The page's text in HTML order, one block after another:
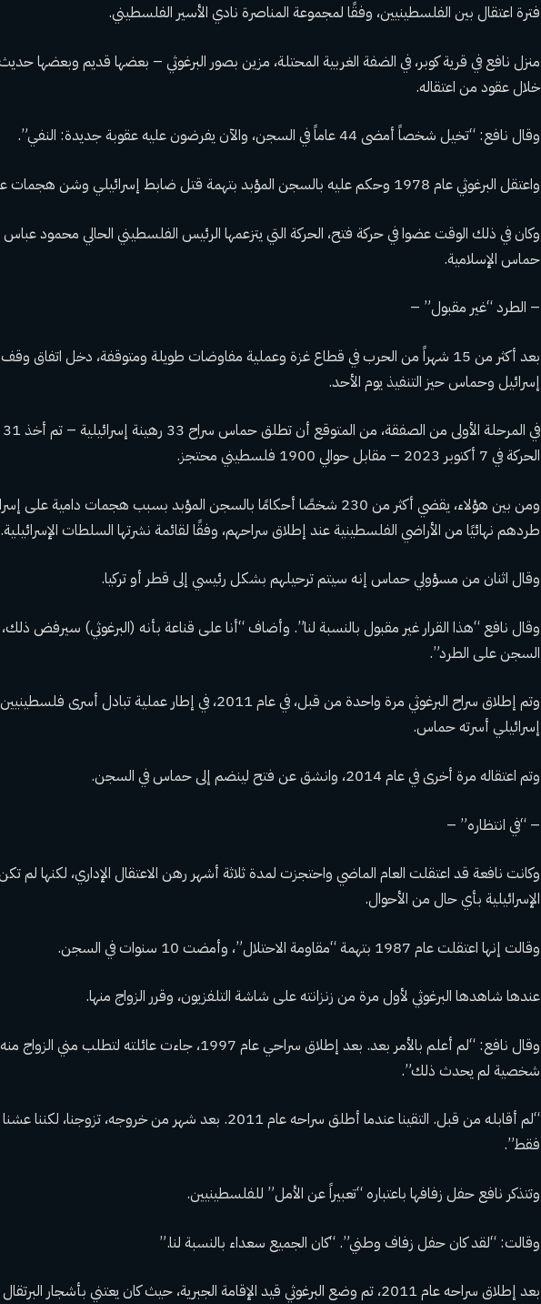
فترة اعتقال بين الفلسطينيين، وفقًا لمجموعة المناصرة نادي الأسير الفلسطيني.
منزل نافع في قرية كوبر، في الضفة الغربية المحتلة، مزين بصور البرغوثي – بعضها قديم وبعضها
خلال عقود من اعتقاله.
وقال نافع: “تخيل شخصاً أمضى 44 عاماً في السجن، والآن يفرضون عليه عقوبة جديدة: النفي”.
واعتقل البرغوثي عام 1978 وحكم عليه بالسجن المؤبد بتهمة قتل ضابط إسرائيلي وشن هجمات على مواقع إسرائيلية.
وكان في ذلك الوقت عضوا في حركة فتح، الحركة التي يتزعمها الرئيس الفلسطيني الحالي محمود
حماس الإسلامية.
– الطرد “غير مقبول” –
بعد أكثر من 15 شهراً من الحرب في قطاع غزة وعملية مفاوضات طويلة ومتوقفة، دخل اتفاق
إسرائيل وحماس حيز التنفيذ يوم الأحد.
الحركة في 7 أكتوبر 2023 – مقابل حوالي 1900 فلسطيني محتجز.
ومن بين هؤلاء، يقضي أكثر من 230 شخصًا أحكامًا بالسجن المؤبد بسبب هجمات دامية
طردهم نهائيًا من الأراضي الفلسطينية عند إطلاق سراحهم، وفقًا لقائمة نشرتها السلطات الإسرائيلية.
وقال اثنان من مسؤولي حماس إنه سيتم ترحيلهم بشكل رئيسي إلى قطر أو تركيا.
وقال نافع “هذا القرار غير مقبول بالنسبة لنا”. وأضاف “أنا على قناعة بأنه (البرغوثي) سيرفض
السجن على الطرد”.
وتم إطلاق سراح البرغوثي مرة واحدة من قبل، في عام 2011، في إطار عملية
إسرائيلي أسرته حماس.
وتم اعتقاله مرة أخرى في عام 2014، وانشق عن فتح لينضم إلى حماس في السجن.
– “في انتظاره” –
وكانت نافعة قد اعتقلت العام الماضي واحتجزت لمدة ثلاثة أشهر رهن الاعتقال الإداري، لكنها لم
الإسرائيلية بأي حال من الأحوال.
وقالت إنها اعتقلت عام 1987 بتهمة “مقاومة الاحتلال”، وأمضت 10 سنوات في السجن.
عندها شاهدها البرغوثي لأول مرة من زنزانته على شاشة التلفزيون، وقرر الزواج منها.
وقال نافع: “لم أعلم بالأمر بعد. بعد إطلاق سراحي عام 1997، جاءت عائلته
شخصية لم يحدث ذلك”.
فقط”.
وتتذكر نافع حفل زفافها باعتباره “تعبيراً عن الأمل” للفلسطينيين.
وقالت: “لقد كان حفل زفاف وطني”. “كان الجميع سعداء بالنسبة لنا.”
بعد إطلاق سراحه عام 2011، تم وضع البرغوثي قيد الإقامة الجبرية، حيث كان يعتني بأشجار